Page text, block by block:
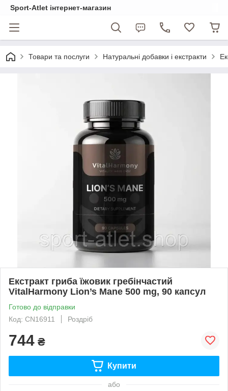
Sport-Atlet інтернет-магазин
Товари та послуги Натуральні добавки і екстракти
Екстракт гриба їжовик гребінчастий
VitalHarmony Lion’s Mane 500 mg, 90 капсул
Готово до відправки
Код: CN16911
Роздріб
744 ₴
Купити
або